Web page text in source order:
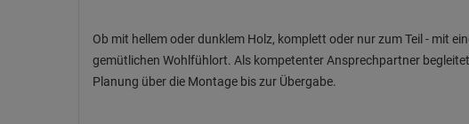
Ob mit hellem oder dunklem Holz, komplett oder nur zum Teil - mit
gemütlichen Wohlfühlort. Als kompetenter Ansprechpartner
Planung über die Montage bis zur Übergabe.